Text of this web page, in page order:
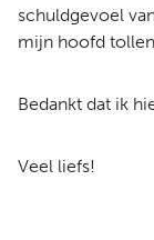
schuldgevoel
mijn hoofd
Bedankt dat ik
Veel liefs!